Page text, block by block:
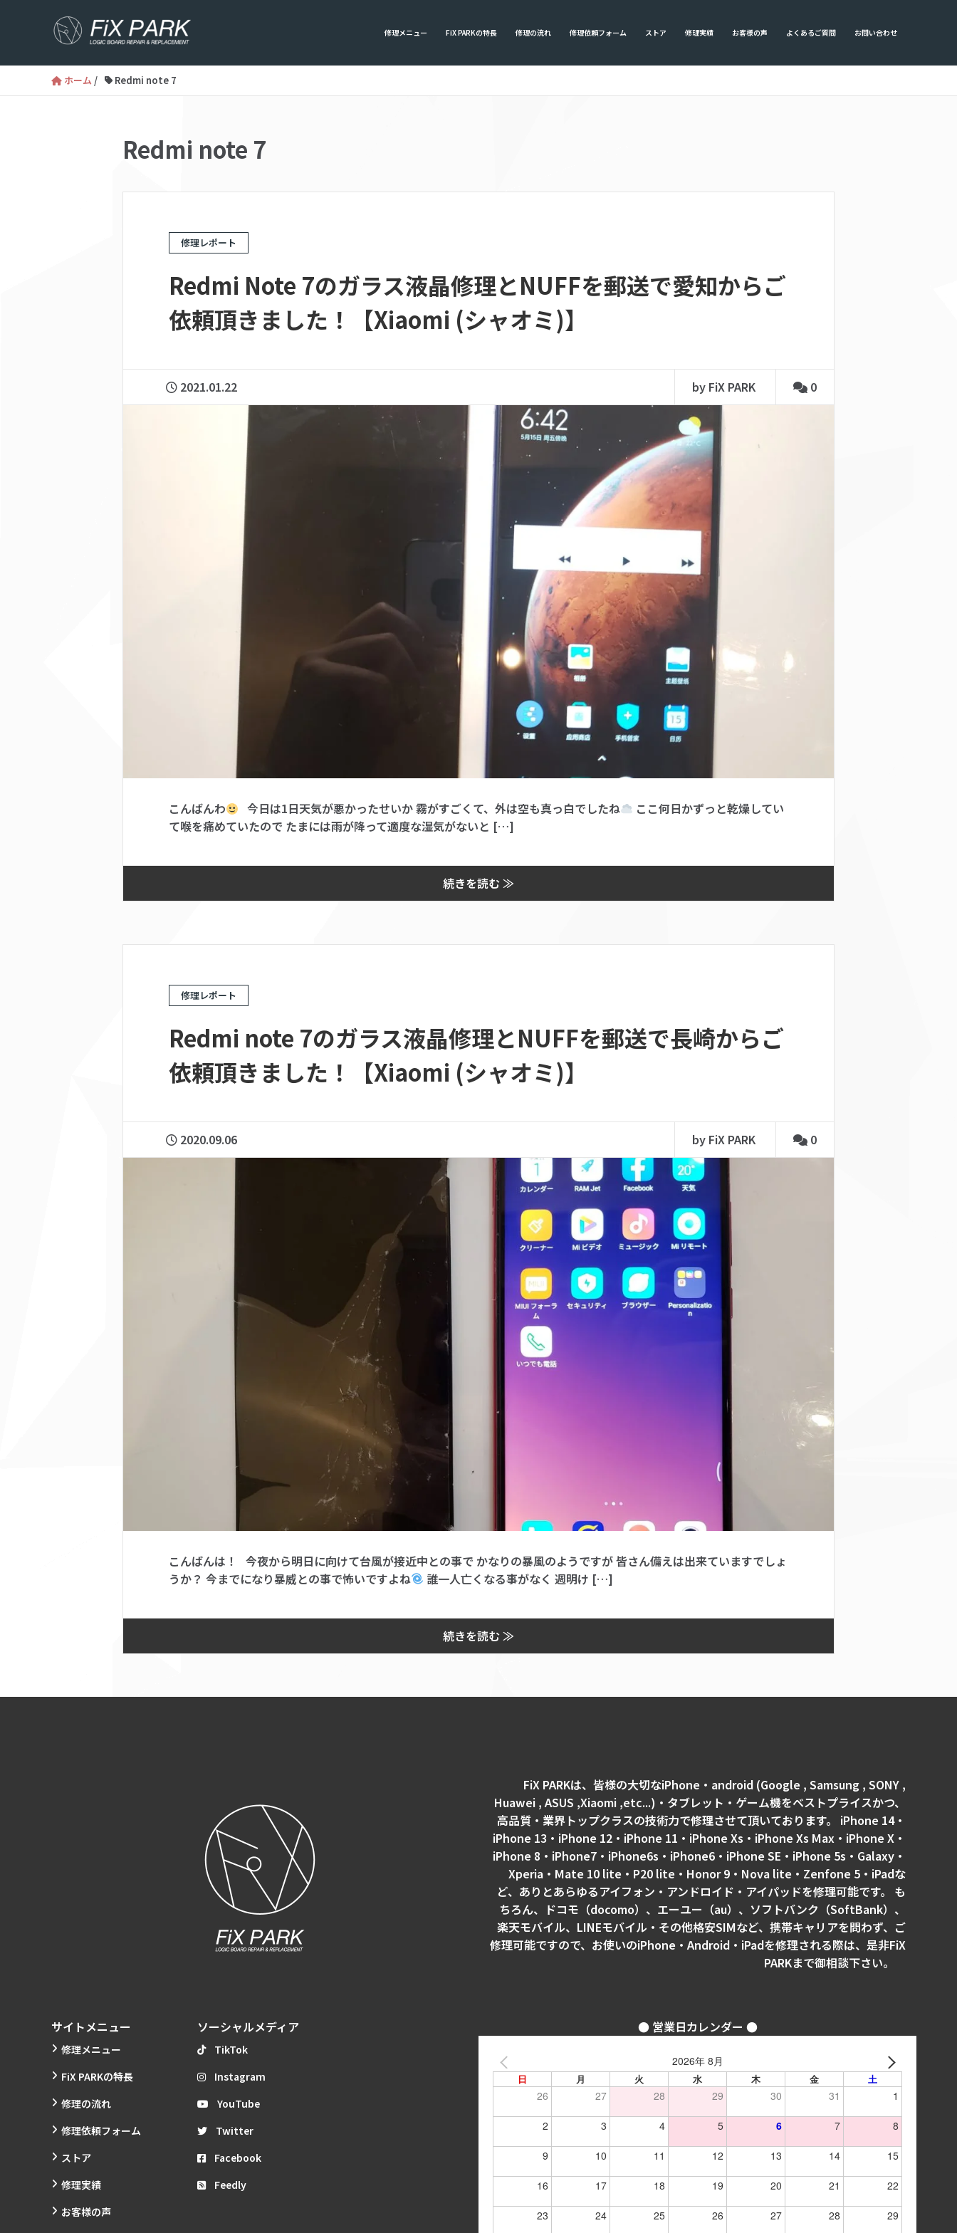
修理メニュー FiX PARKの特長 修理の流れ 修理依頼フォーム ストア 修理実績 お客様の声 よくあるご質問 お問い合わせ
ホーム / Redmi note 7
Redmi note 7
修理レポート
Redmi Note 7のガラス液晶修理とNUFFを郵送で愛知からご
依頼頂きました！【Xiaomi (シャオミ)】
2021.01.22 by FiX PARK 0
こんばんわ 今日は1日天気が悪かったせいか 霧がすごくて、外は空も真っ白でしたね
ここ何日かずっと乾燥してい
て喉を痛めていたので たまには雨が降って適度な湿気がないと […]
続きを読む ≫
修理レポート
Redmi note 7のガラス液晶修理とNUFFを郵送で長崎からご
依頼頂きました！【Xiaomi (シャオミ)】
2020.09.06 by FiX PARK 0
こんばんは！ 今夜から明日に向けて台風が接近中との事で かなりの暴風のようですが 皆さん備えは出来ていますでしょ
うか？ 今までになり暴威との事で怖いですよね
誰一人亡くなる事がなく 週明け […]
続きを読む ≫
FiX PARKは、皆様の大切なiPhone・android (Google , Samsung , SONY ,
Huawei , ASUS ,Xiaomi ,etc...)・タブレット・ゲーム機をベストプライスかつ、
高品質・業界トップクラスの技術力で修理させて頂いております。 iPhone 14・
iPhone 13・iPhone 12・iPhone 11・iPhone Xs・iPhone Xs Max・iPhone X・
iPhone 8・iPhone7・iPhone6s・iPhone6・iPhone SE・iPhone 5s・Galaxy・
Xperia・Mate 10 lite・P20 lite・Honor 9・Nova lite・Zenfone 5・iPadな
ど、ありとあらゆるアイフォン・アンドロイド・アイパッドを修理可能です。 も
ちろん、ドコモ（docomo）、エーユー（au）、ソフトバンク（SoftBank）、
楽天モバイル、LINEモバイル・その他格安SIMなど、携帯キャリアを問わず、ご
修理可能ですので、お使いのiPhone・Android・iPadを修理される際は、是非FiX
PARKまで御相談下さい。
サイトメニュー
修理メニュー
FiX PARKの特長
修理の流れ
修理依頼フォーム
ストア
修理実績
お客様の声
ソーシャルメディア
TikTok
Instagram
YouTube
Twitter
Facebook
Feedly
● 営業日カレンダー ●
2026年 8月
日 月 火 水 木 金 土
26 27 28 29 30 31 1
2 3 4 5 6 7 8
9 10 11 12 13 14 15
16 17 18 19 20 21 22
23 24 25 26 27 28 29